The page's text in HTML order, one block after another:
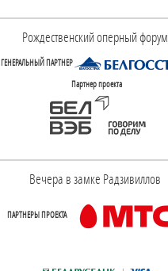
Рождественский оперный форум
ГЕНЕРАЛЬНЫЙ ПАРТНЕР
Партнер проекта
Вечера в замке Радзивиллов
ПАРТНЕРЫ ПРОЕКТА